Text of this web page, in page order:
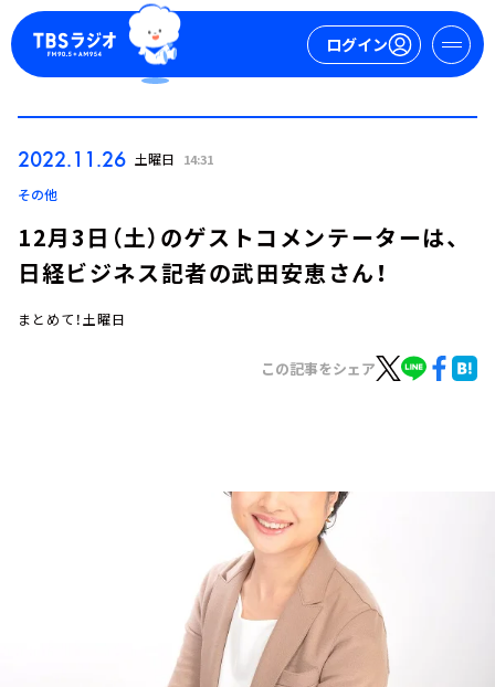
ログイン
2022.11.26 土曜日 14:31
その他
12月3日（土）のゲストコメンテーターは、
日経ビジネス記者の武田安恵さん！
まとめて！土曜日
この記事をシェア